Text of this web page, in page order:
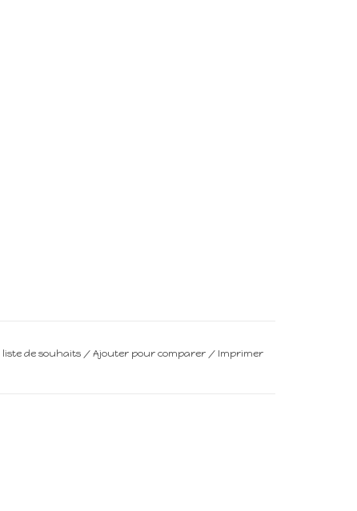
de souhaits / Ajouter pour comparer / Imprimer